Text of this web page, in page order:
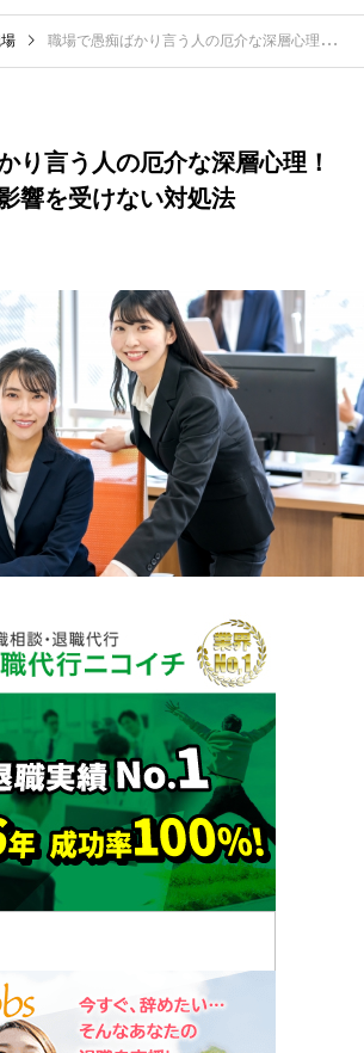
職場で愚痴ばかり言う人の厄介な深層心理！ネガティブな影響を受けない対処法
り言う人の厄介な深層心理！
響を受けない対処法